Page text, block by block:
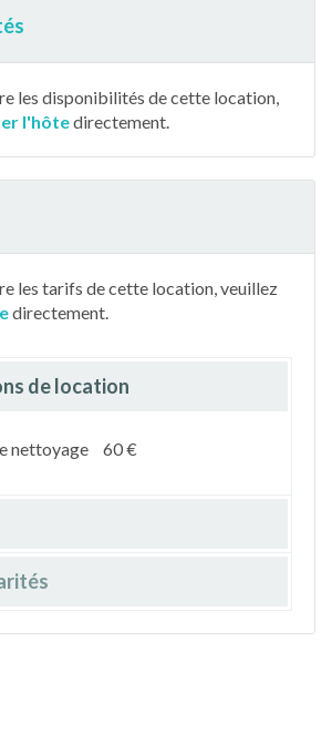
les disponibilités de cette location,
l'hôtedirectement.
les tarifs de cette location, veuillez
directement.
de location
nettoyage 60 €